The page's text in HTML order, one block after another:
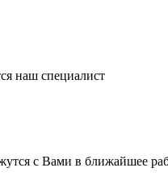
наш специалист
с Вами в ближайшее